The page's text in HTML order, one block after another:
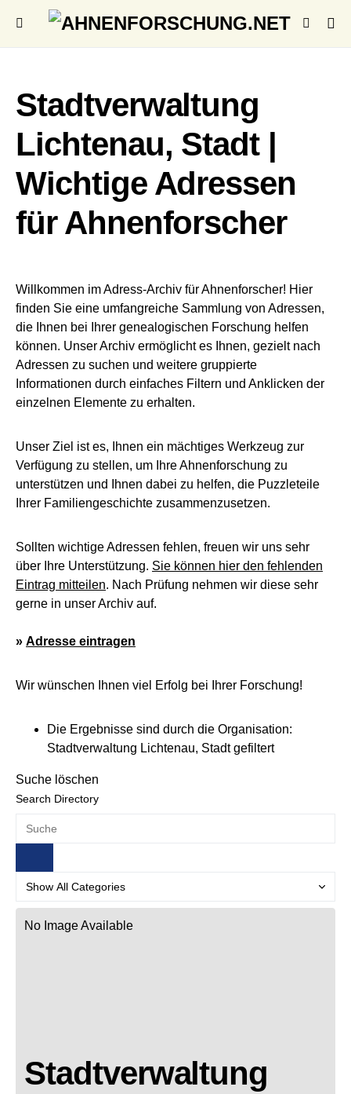
Stadtverwaltung
Lichtenau, Stadt |
Wichtige Adressen
für Ahnenforscher
Willkommen im Adress-Archiv für Ahnenforscher! Hier
finden Sie eine umfangreiche Sammlung von Adressen,
die Ihnen bei Ihrer genealogischen Forschung helfen
können. Unser Archiv ermöglicht es Ihnen, gezielt nach
Adressen zu suchen und weitere gruppierte
Informationen durch einfaches Filtern und Anklicken der
einzelnen Elemente zu erhalten.
Unser Ziel ist es, Ihnen ein mächtiges Werkzeug zur
Verfügung zu stellen, um Ihre Ahnenforschung zu
unterstützen und Ihnen dabei zu helfen, die Puzzleteile
Ihrer Familiengeschichte zusammenzusetzen.
Sollten wichtige Adressen fehlen, freuen wir uns sehr
über Ihre Unterstützung. Sie können hier den fehlenden
Eintrag mitteilen. Nach Prüfung nehmen wir diese sehr
gerne in unser Archiv auf.
» Adresse eintragen
Wir wünschen Ihnen viel Erfolg bei Ihrer Forschung!
Die Ergebnisse sind durch die Organisation:
Stadtverwaltung Lichtenau, Stadt gefiltert
Suche löschen
Search Directory
No Image Available
Stadtverwaltung